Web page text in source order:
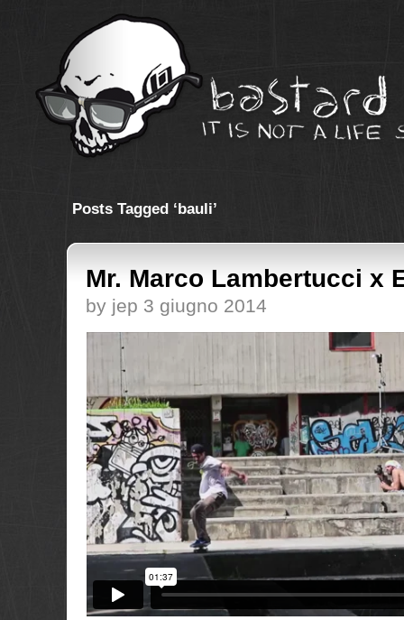
Posts Tagged ‘bauli’
Mr. Marco Lambertucci x
by jep 3 giugno 2014